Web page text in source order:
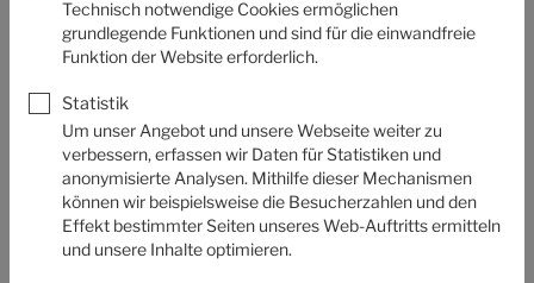
Die Leinewelle ist die erste stehende Flusswelle in
Norddeutschland und wird seit 2023 begeistert
angenommen. Die hydraulische Steuerung der Strömung
erfolgt dabei per App auf einem Tablet. Für die
Einführung an der Welle und die Steuerung war daher
auch derLeinewelle e.V. beim Workshop mit dabei.
Mehr Eindrückeim Video.
Technisch notwendige Cookies ermöglichen
grundlegende Funktionen und sind für die einwandfreie
Funktion der Website erforderlich.
Statistik
Um unser Angebot und unsere Webseite weiter zu
verbessern, erfassen wir Daten für Statistiken und
anonymisierte Analysen. Mithilfe dieser Mechanismen
können wir beispielsweise die Besucherzahlen und den
Effekt bestimmter Seiten unseres Web-Auftritts ermitteln
und unsere Inhalte optimieren.